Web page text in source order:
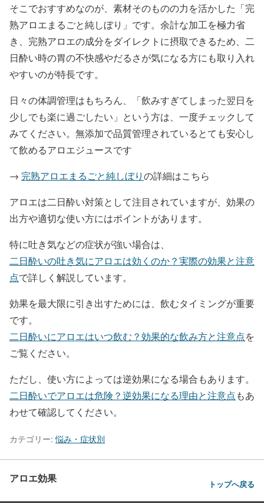
そこでおすすめなのが、素材そのものの力を活かした「完
熟アロエまるごと純しぼり」です。余計な加工を極力省
き、完熟アロエの成分をダイレクトに摂取できるため、二
日酔い時の胃の不快感やだるさが気になる方にも取り入れ
やすいのが特長です。
日々の体調管理はもちろん、「飲みすぎてしまった翌日を
少しでも楽に過ごしたい」という方は、一度チェックして
みてください。無添加で品質管理されているとても安心し
て飲めるアロエジュースです
→ 完熟アロエまるごと純しぼりの詳細はこちら
アロエは二日酔い対策として注目されていますが、効果の
出方や適切な使い方にはポイントがあります。
特に吐き気などの症状が強い場合は、
二日酔いの吐き気にアロエは効くのか？実際の効果と注意
点で詳しく解説しています。
効果を最大限に引き出すためには、飲むタイミングが重要
です。
二日酔いにアロエはいつ飲む？効果的な飲み方と注意点を
ご覧ください。
ただし、使い方によっては逆効果になる場合もあります。
二日酔いでアロエは危険？逆効果になる理由と注意点もあ
わせて確認してください。
カテゴリー:悩み・症状別
アロエ効果 トップへ戻る